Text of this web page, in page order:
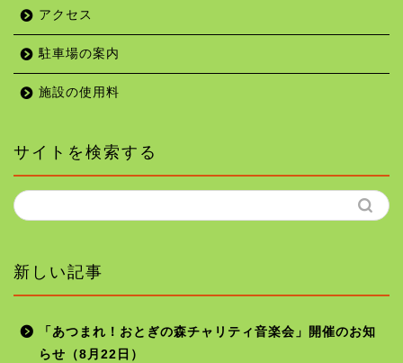
アクセス
駐車場の案内
施設の使用料
サイトを検索する
新しい記事
「あつまれ！おとぎの森チャリティ音楽会」開催のお知
らせ（8月22日）